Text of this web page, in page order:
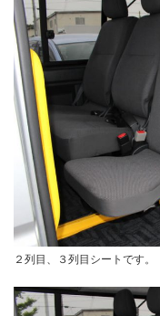
２列目、３列目シートです。